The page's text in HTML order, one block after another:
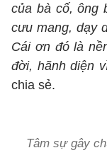
của bà cố, ông
cưu mang, dạy
Cái ơn đó là
đời, hãnh diện
chia sẻ.
Tâm sự gây